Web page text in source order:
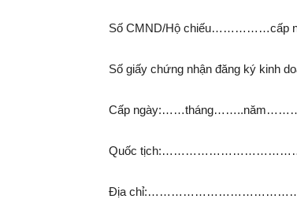
Số CMND/Hộ
Số giấy chứng nhận đăng
Cấp
Quốc
Địa